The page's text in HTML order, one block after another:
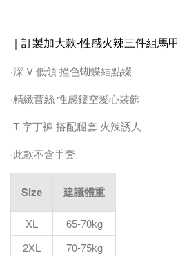
｜訂製加大款-性感火辣三件組馬甲
·深 V 低領 撞色蝴蝶結點綴
·精緻蕾絲 性感鏤空愛心裝飾
·T 字丁褲 搭配腿套 火辣誘人
·此款不含手套
Size 建議體重
XL
65-70kg
2XL
70-75kg